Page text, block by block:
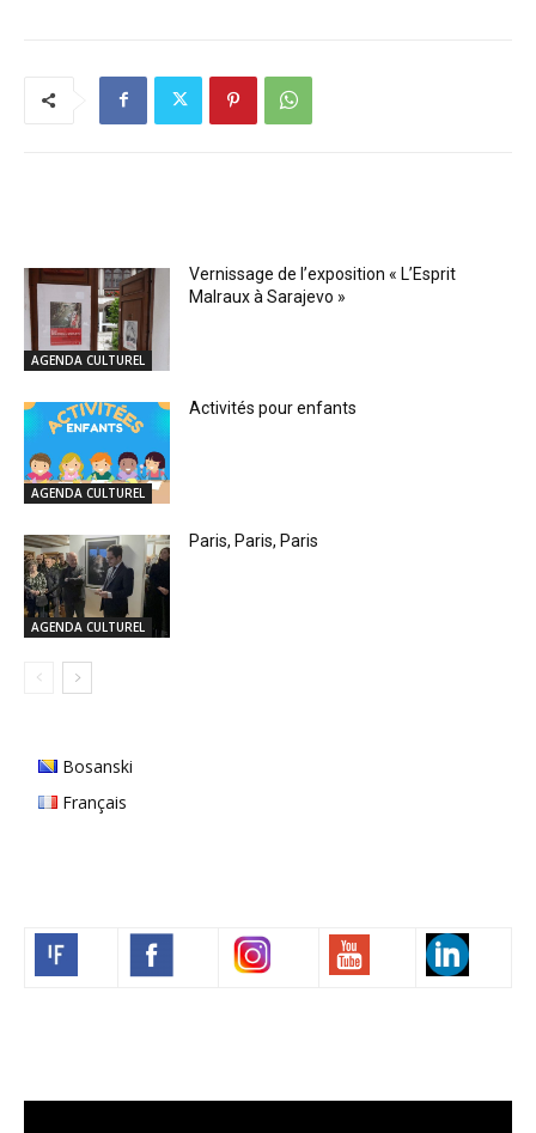
AGENDA CULTUREL
Vernissage de l’exposition « L’Esprit
Malraux à Sarajevo »
AGENDA CULTUREL
Activités pour enfants
AGENDA CULTUREL
Paris, Paris, Paris
Bosanski
Français